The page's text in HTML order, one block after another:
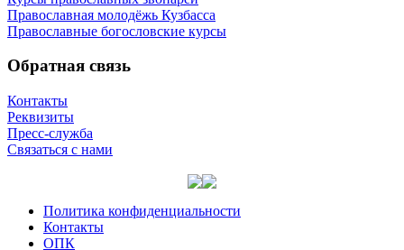
Православная молодёжь Кузбасса
Православные богословские курсы
Обратная связь
Контакты
Реквизиты
Пресс-служба
Связаться с нами
Политика конфиденциальности
Контакты
ОПК